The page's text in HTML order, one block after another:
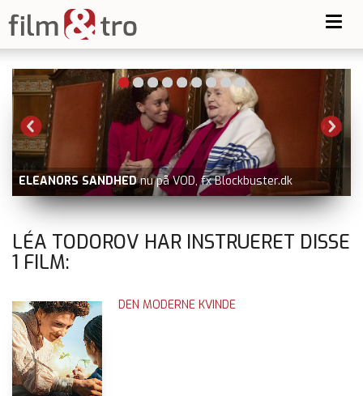
ELEANORS SANDHED nu på VOD, fx Blockbuster.dk
LÉA TODOROV HAR INSTRUERET DISSE
1 FILM:
DEN MODERNE KVINDE